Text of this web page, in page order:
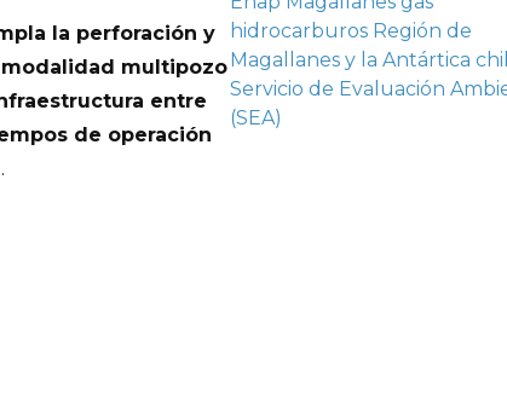
la perforación y
multipozo
entre
de operación
.
hidrocarburos Región de
Magallanes y la Antártica
Servicio de Evaluación
(SEA)